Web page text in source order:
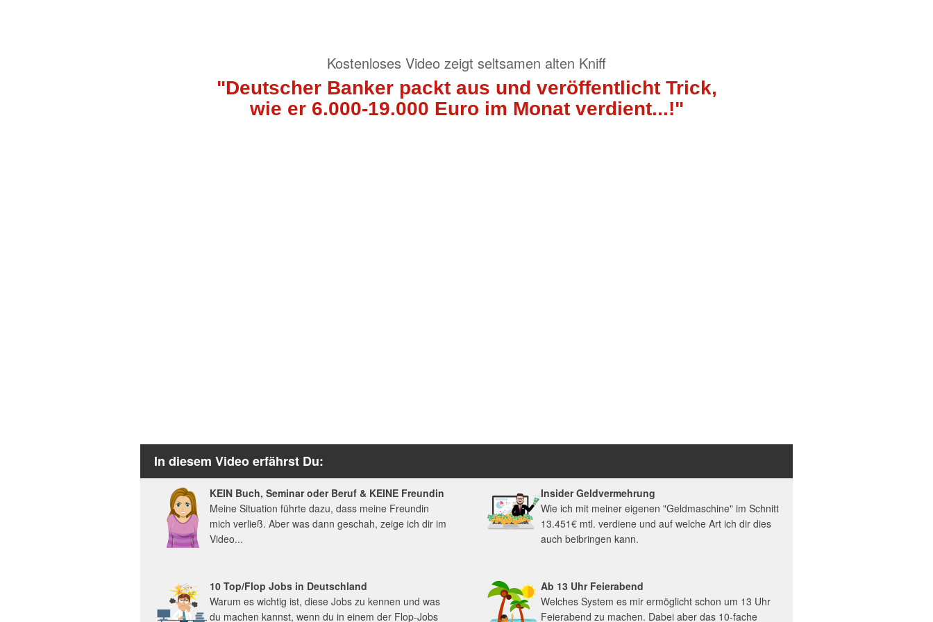
Kostenloses Video zeigt seltsamen alten Kniff
"Deutscher Banker packt aus und veröffentlicht Trick,
wie er 6.000-19.000 Euro im Monat verdient...!"
In diesem Video erfährst Du:
KEIN Buch, Seminar oder Beruf & KEINE Freundin
Meine Situation führte dazu, dass meine Freundin
mich verließ. Aber was dann geschah, zeige ich dir im
Video...
Insider Geldvermehrung
Wie ich mit meiner eigenen "Geldmaschine" im Schnitt
13.451€ mtl. verdiene und auf welche Art ich dir dies
auch beibringen kann.
10 Top/Flop Jobs in Deutschland
Warum es wichtig ist, diese Jobs zu kennen und was
du machen kannst, wenn du in einem der Flop-Jobs
Ab 13 Uhr Feierabend
Welches System es mir ermöglicht schon um 13 Uhr
Feierabend zu machen. Dabei aber das 10-fache